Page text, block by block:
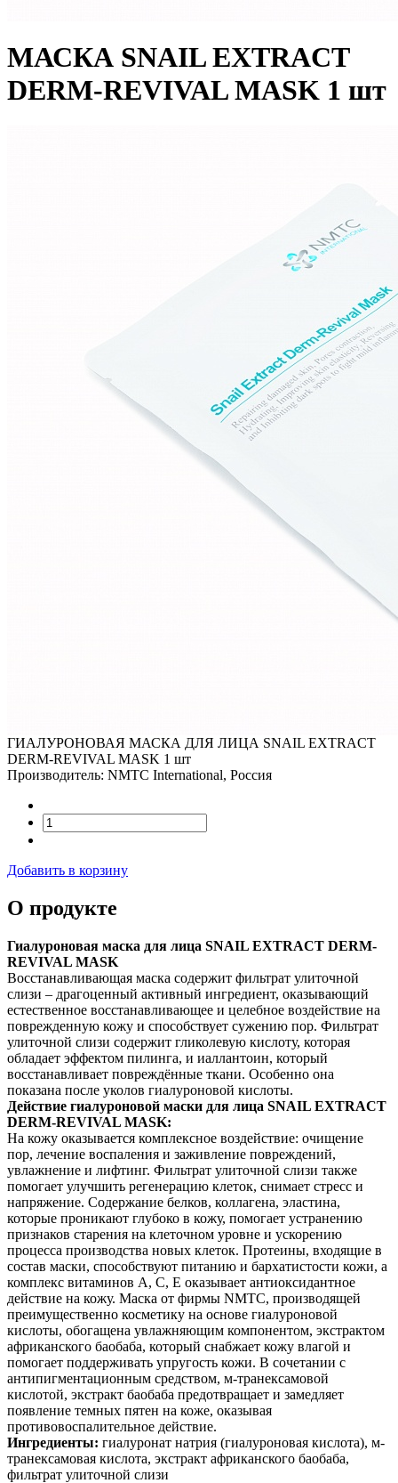
МАСКА SNAIL EXTRACT
DERM-REVIVAL MASK 1 шт
ГИАЛУРОНОВАЯ МАСКА ДЛЯ ЛИЦА SNAIL EXTRACT
DERM-REVIVAL MASK 1 шт
Производитель: NMTC International, Россия
Добавить в корзину
О продукте
Гиалуроновая маска для лица SNAIL EXTRACT DERM-
REVIVAL MASK
Восстанавливающая маска содержит фильтрат улиточной
слизи – драгоценный активный ингредиент, оказывающий
естественное восстанавливающее и целебное воздействие на
поврежденную кожу и способствует сужению пор. Фильтрат
улиточной слизи содержит гликолевую кислоту, которая
обладает эффектом пилинга, и иаллантоин, который
восстанавливает повреждённые ткани. Особенно она
показана после уколов гиалуроновой кислоты.
Действие гиалуроновой маски для лица SNAIL EXTRACT
DERM-REVIVAL MASK:
На кожу оказывается комплексное воздействие: очищение
пор, лечение воспаления и заживление повреждений,
увлажнение и лифтинг. Фильтрат улиточной слизи также
помогает улучшить регенерацию клеток, снимает стресс и
напряжение. Содержание белков, коллагена, эластина,
которые проникают глубоко в кожу, помогает устранению
признаков старения на клеточном уровне и ускорению
процесса производства новых клеток. Протеины, входящие в
состав маски, способствуют питанию и бархатистости кожи, а
комплекс витаминов А, С, Е оказывает антиоксидантное
действие на кожу. Маска от фирмы NMTC, производящей
преимущественно косметику на основе гиалуроновой
кислоты, обогащена увлажняющим компонентом, экстрактом
африканского баобаба, который снабжает кожу влагой и
помогает поддерживать упругость кожи. В сочетании с
антипигментационным средством, м-транексамовой
кислотой, экстракт баобаба предотвращает и замедляет
появление темных пятен на коже, оказывая
противовоспалительное действие.
Ингредиенты: гиалуронат натрия (гиалуроновая кислота), м-
транексамовая кислота, экстракт африканского баобаба,
фильтрат улиточной слизи